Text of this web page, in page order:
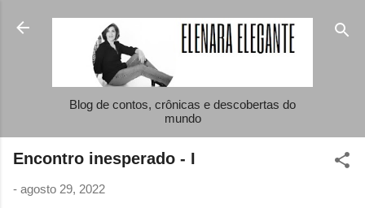
Pular para o conteúdo principal
Blog de contos, crônicas e descobertas do
mundo
Encontro inesperado - I
- agosto 29, 2022